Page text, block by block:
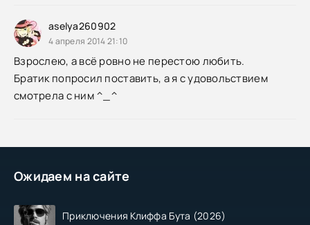
Ожидаем на сайте
Приключения Клиффа Бута (2026)
aselya260902
4 апреля 2014 21:10
Взрослею, а всё ровно не перестою любить.
Братик попросил поставить, а я с удовольствием
смотрела с ним ^_^